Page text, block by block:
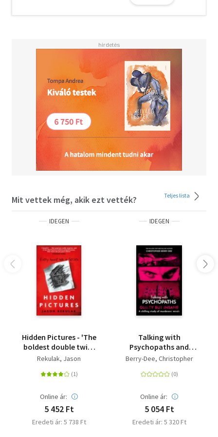
<BR>Matchmaking for Psychopaths is an unbelievably
Tasha Coryell's signature observational humour and
satirical slant. Perfect for fans of Butter.<BR><BR><BR>
Read what everyone is saying about Tasha Coryell :
<BR>'Fresh, insightful and wonderfully dry in tone...
impressively original' The Guardian<BR><BR>'Sparky
one-liners... irresistible.' Jo Leevers, bestselling author of
BBC Radio 2 Book Club pick, Tell Me How This Ends<BR>
<BR>'Witty, shocking, and wild.' Library Journal (starred
review)<BR><BR>'Part romcom, part thriller, part sad girl
novel... clever, compulsive.' Red Magazine<BR>
<BR>'Compulsive, twisted and darkly funny.' Sally
The Soulmate<BR><BR>'Utterly brilliant.' Jesse Q.
Sutanto, bestselling author of Vera Wong's Unsolicited
Wyer, #1 bestselling author of An Eye for an Eye<BR>
me on page one and never let go.' Ana Reyes, New York
Times bestselling author of The House in the Pines
Mit vettek még, akik ezt vették? Teljes lista
IDEGEN
Hidden Pictures - 'The
boldest double twist
of the year' The Times
Rekulak, Jason
Online ár:
5 452 Ft
Eredeti ár: 5 738 Ft
IDEGEN
Talking with
Psychopaths and
Savages: Guilty but
Berry-Dee, Christopher
Online ár:
5 054 Ft
Eredeti ár: 5 320 Ft